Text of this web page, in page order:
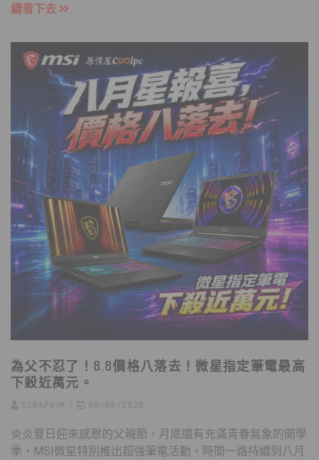
續看下去
為父不忍了！8.8價格八落去！微星指定筆電最高
下殺近萬元。
炎炎夏日迎來感恩的父親節，月底還有充滿青春氣象的開學
季，MSI微星特別推出超強筆電活動，時間一路持續到八月